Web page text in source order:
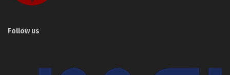
Follow us